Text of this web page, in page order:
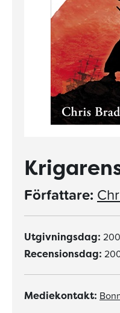
Författare:
Utgivningsdag:
Recensionsdag:
Mediekontakt: